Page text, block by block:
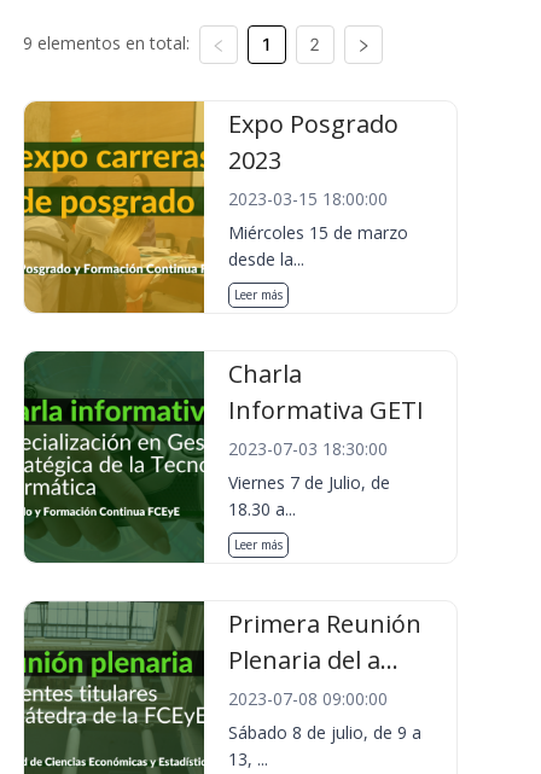
9 elementos en total: 1 2
Expo Posgrado
2023
2023-03-15 18:00:00
Miércoles 15 de marzo
desde la...
Leer más
Charla
Informativa GETI
2023-07-03 18:30:00
Viernes 7 de Julio, de
18.30 a...
Leer más
Primera Reunión
Plenaria del a...
2023-07-08 09:00:00
Sábado 8 de julio, de 9 a
13, ...